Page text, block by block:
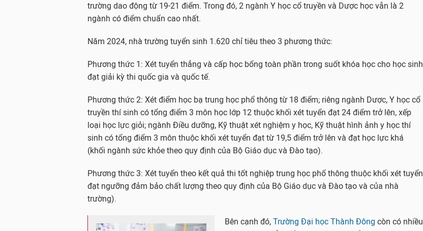
trường dao động từ 19-21 điểm. Trong đó, 2 ngành Y học cổ truyền và Dược học vẫn là 2
ngành có điểm chuẩn cao nhất.
Năm 2024, nhà trường tuyển sinh 1.620 chỉ tiêu theo 3 phương thức:
Phương thức 1: Xét tuyển thẳng và cấp học bổng toàn phần trong suốt khóa học cho học sinh
đạt giải kỳ thi quốc gia và quốc tế.
Phương thức 2: Xét điểm học bạ trung học phổ thông từ 18 điểm; riêng ngành Dược, Y học cổ
truyền thí sinh có tổng điểm 3 môn học lớp 12 thuộc khối xét tuyển đạt 24 điểm trở lên, xếp
loại học lực giỏi; ngành Điều dưỡng, Kỹ thuật xét nghiệm y học, Kỹ thuật hình ảnh y học thí
sinh có tổng điểm 3 môn thuộc khối xét tuyển đạt từ 19,5 điểm trở lên và đạt học lực khá
(khối ngành sức khỏe theo quy định của Bộ Giáo dục và Đào tạo).
Phương thức 3: Xét tuyển theo kết quả thi tốt nghiệp trung học phổ thông thuộc khối xét tuyển
đạt ngưỡng đảm bảo chất lượng theo quy định của Bộ Giáo dục và Đào tạo và của nhà
trường).
Bên cạnh đó, Trường Đại học Thành Đông còn có nhiều